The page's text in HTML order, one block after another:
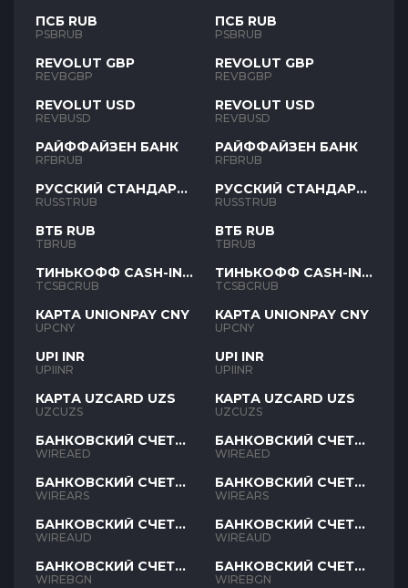
ПСБ RUB
PSBRUB
REVOLUT GBP
REVBGBP
REVOLUT USD
REVBUSD
РАЙФФАЙЗЕН БАНК
RFBRUB
РУССКИЙ СТАНДАРТ
RUB
RUSSTRUB
ВТБ RUB
TBRUB
ТИНЬКОФФ CASH-IN
RUB
TCSBCRUB
КАРТА UNIONPAY CNY
UPCNY
UPI INR
UPIINR
КАРТА UZCARD UZS
UZCUZS
БАНКОВСКИЙ СЧЕТ
AED
WIREAED
БАНКОВСКИЙ СЧЕТ
ARS
WIREARS
БАНКОВСКИЙ СЧЕТ
AUD
WIREAUD
БАНКОВСКИЙ СЧЕТ
BGN
WIREBGN
ПСБ RUB
PSBRUB
REVOLUT GBP
REVBGBP
REVOLUT USD
REVBUSD
РАЙФФАЙЗЕН БАНК
RFBRUB
РУССКИЙ СТАНДАРТ
RUB
RUSSTRUB
ВТБ RUB
TBRUB
ТИНЬКОФФ CASH-IN
RUB
TCSBCRUB
КАРТА UNIONPAY CNY
UPCNY
UPI INR
UPIINR
КАРТА UZCARD UZS
UZCUZS
БАНКОВСКИЙ СЧЕТ
AED
WIREAED
БАНКОВСКИЙ СЧЕТ
ARS
WIREARS
БАНКОВСКИЙ СЧЕТ
AUD
WIREAUD
БАНКОВСКИЙ СЧЕТ
BGN
WIREBGN